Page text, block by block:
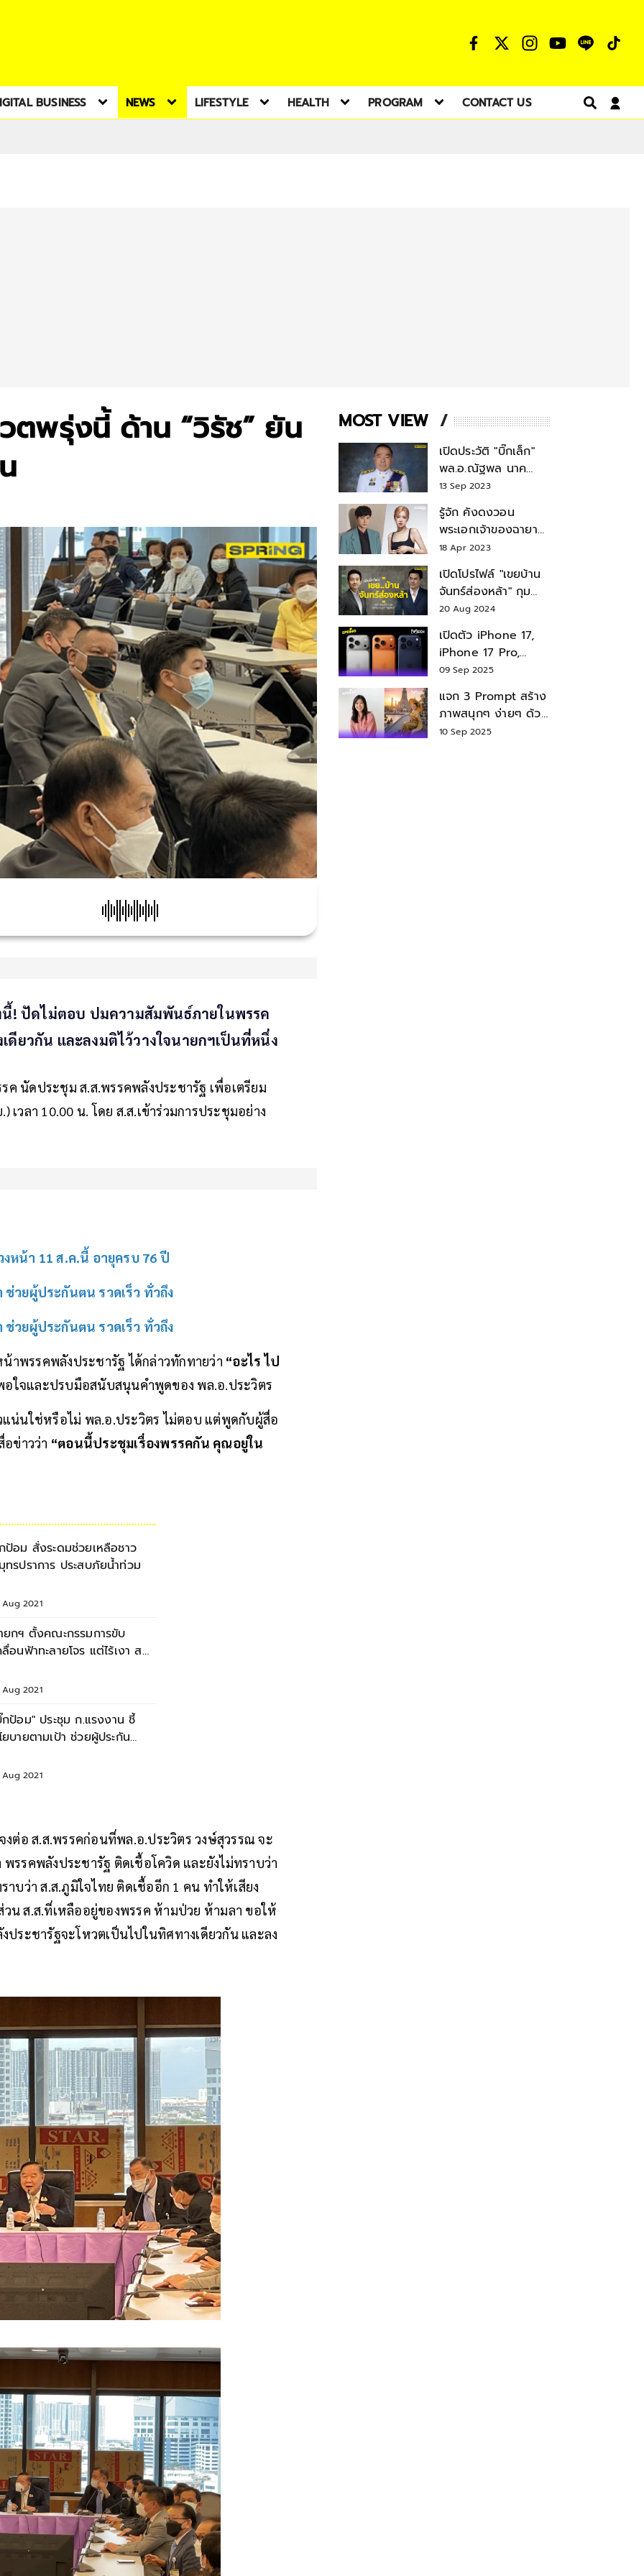
BUSINESS NEWS LIFESTYLE HEALTH PROGRAM CONTACT US
ตพรุ่งนี้ ด้าน “วิรัช” ยัน
! ปัดไม่ตอบ ปมความสัมพันธ์ภายในพรรค
ยวกัน และลงมติไว้วางใจนายกฯเป็นที่หนึ่ง
ค นัดประชุม ส.ส.พรรคพลังประชารัฐ เพื่อเตรียม
วลา 10.00 น. โดย ส.ส.เข้าร่วมการประชุมอย่าง
หน้า 11 ส.ค.นี้ อายุครบ 76 ปี
วยผู้ประกันตน รวดเร็ว ทั่วถึง
วยผู้ประกันตน รวดเร็ว ทั่วถึง
าพรรคพลังประชารัฐ ได้กล่าวทักทายว่า “อะไร ไป
อใจและปรบมือสนับสนุนคำพูดของ พล.อ.ประวิตร
น่นใช่หรือไม่ พล.อ.ประวิตร ไม่ตอบ แต่พูดกับผู้สื่อ
ข่าวว่า “ตอนนี้ประชุมเรื่องพรรคกัน คุณอยู่ใน
ป้อม สั่งระดมช่วยเหลือชาว
ทรปราการ ประสบภัยน้ำท่วม
Aug 2021
ยกฯ ตั้งคณะกรรมการขับ
ลื่อนฟ้าทะลายโจร แต่ไร้เงา สม
Aug 2021
ป้อม" ประชุม ก.แรงงาน ชี้
ยบายตามเป้า ช่วยผู้ประกัน
Aug 2021
ต่อ ส.ส.พรรคก่อนที่พล.อ.ประวิตร วงษ์สุวรรณ จะ
พรรคพลังประชารัฐ ติดเชื้อโควิด และยังไม่ทราบว่า
บว่า ส.ส.ภูมิใจไทย ติดเชื้ออีก 1 คน ทำให้เสียง
น ส.ส.ที่เหลืออยู่ของพรรค ห้ามป่วย ห้ามลา ขอให้
ระชารัฐจะโหวตเป็นไปในทิศทางเดียวกัน และลง
MOST VIEW
เปิดประวัติ "บิ๊กเล็ก"
พล.อ.ณัฐพล นาค
พาณิชย์ จากเลขาฯ
สมช.-เลขาฯ
รมว.กลาโหม
13 Sep 2023
รู้จัก คังดงวอน
พระเอกเจ้าของฉายา
สมบัติแห่งชาติ หลังมี
18 Apr 2023
เปิดโปรไฟล์ "เขยบ้าน
จันทร์ส่องหล้า" กุม
บังเหียนธุรกิจตระกูล
"ชินวัตร"
20 Aug 2024
เปิดตัว iPhone 17,
iPhone 17 Pro,
iPhone 17 Air สเปค
09 Sep 2025
แจก 3 Prompt สร้าง
ภาพสนุกๆ ง่ายๆ ด้วย
Nano Banana ใน
10 Sep 2025